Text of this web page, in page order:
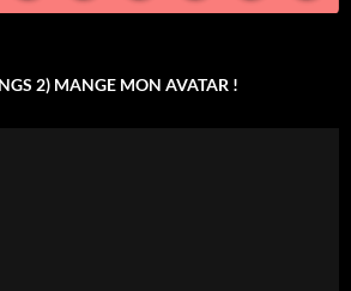
2) MANGE MON AVATAR !